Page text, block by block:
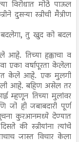
विरोधात मोठे पाऊल
दुसऱ्या स्त्रीची मैत्रीण
बदलेगा, तु खुद को बदल
आहे. तिच्या हक्काचा व
एका वर्षापूरता केलेला
केले आहे. एक मुलगी
आली आहे. बहिण असेल तर
म्हणून तिच्या मुलांवर
ही जबाबदारी पूर्ण
कुरआनमध्ये देण्यात
की स्त्रीयांना त्यांचे
जास्त विचार केला